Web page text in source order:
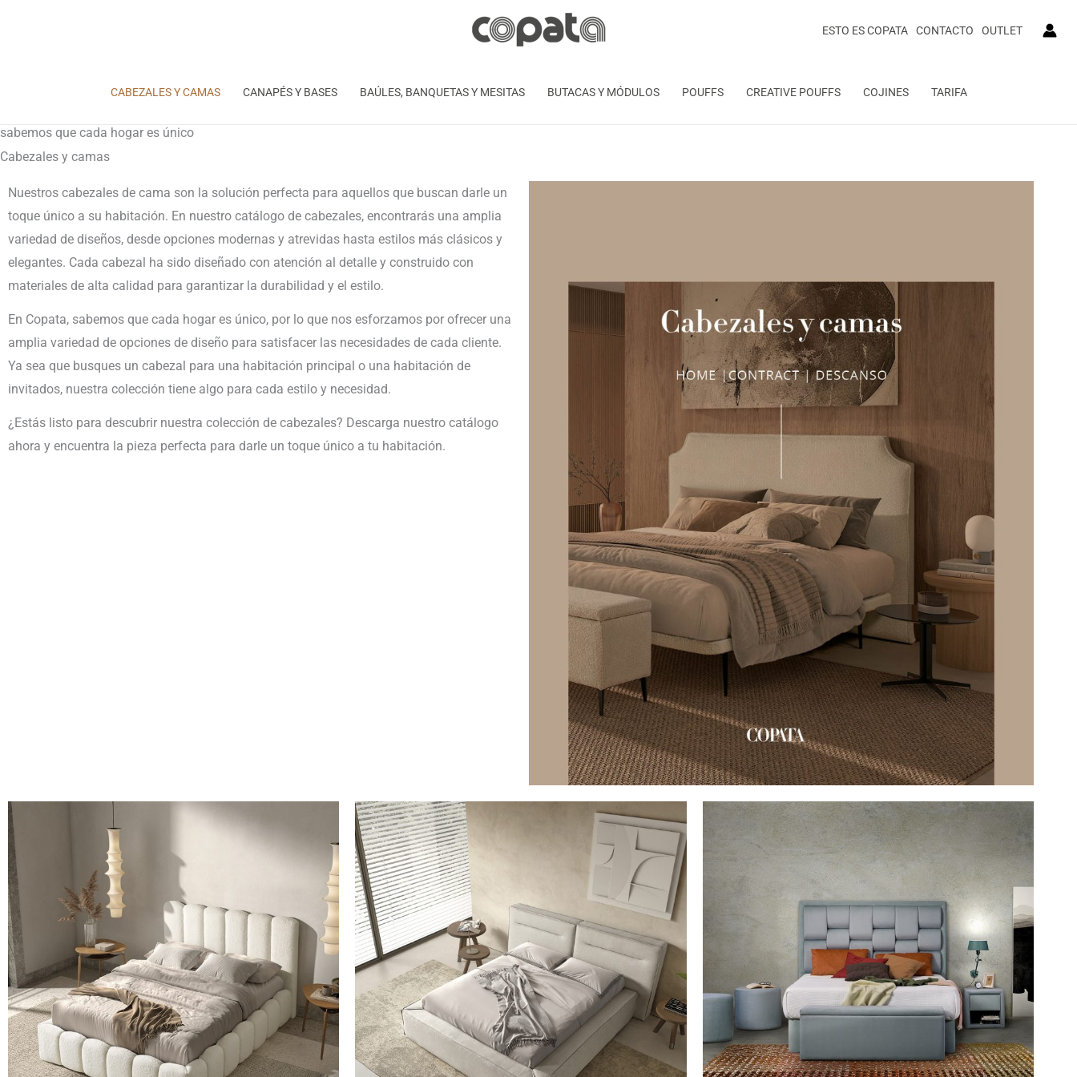
ESTO ES COPATA CONTACTO OUTLET
CABEZALES Y CAMAS CANAPÉS Y BASES BAÚLES, BANQUETAS Y MESITAS BUTACAS Y MÓDULOS POUFFS CREATIVE POUFFS COJINES TARIFA
sabemos que cada hogar es único
Cabezales y camas
Nuestros cabezales de cama son la solución perfecta para aquellos que buscan darle un
toque único a su habitación. En nuestro catálogo de cabezales, encontrarás una amplia
variedad de diseños, desde opciones modernas y atrevidas hasta estilos más clásicos y
elegantes. Cada cabezal ha sido diseñado con atención al detalle y construido con
materiales de alta calidad para garantizar la durabilidad y el estilo.
En Copata, sabemos que cada hogar es único, por lo que nos esforzamos por ofrecer una
amplia variedad de opciones de diseño para satisfacer las necesidades de cada cliente.
Ya sea que busques un cabezal para una habitación principal o una habitación de
invitados, nuestra colección tiene algo para cada estilo y necesidad.
¿Estás listo para descubrir nuestra colección de cabezales? Descarga nuestro catálogo
ahora y encuentra la pieza perfecta para darle un toque único a tu habitación.